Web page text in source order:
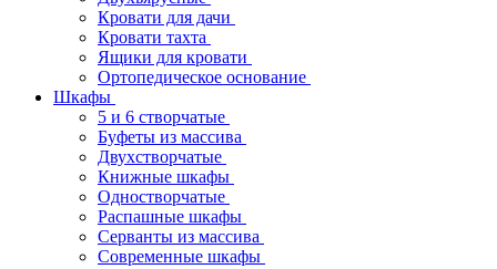
Кровати для дачи
Кровати тахта
Ящики для кровати
Ортопедическое основание
Шкафы
5 и 6 створчатые
Буфеты из массива
Двухстворчатые
Книжные шкафы
Одностворчатые
Распашные шкафы
Серванты из массива
Современные шкафы